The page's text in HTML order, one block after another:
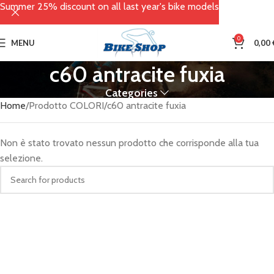
MENU 0 0,00
c60 antracite fuxia
Categories
Home Prodotto COLORI c60 antracite fuxia
Non è stato trovato nessun prodotto che corrisponde alla tua
selezione.
Summer 25% discount on all last year's bike models